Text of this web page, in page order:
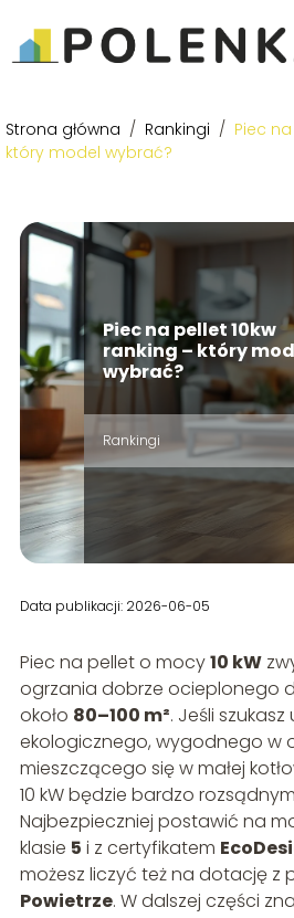
Strona główna / Rankingi / Piec
który model wybrać?
Piec na pellet 10kw
ranking – który
wybrać?
Rankingi
Data publikacji: 2026-06-05
Piec na pellet o mocy10 kW
ogrzania dobrze ocieplonego
około 80–100 m². Jeśli
ekologicznego, wygodnego w
mieszczącego się w małej
10 kW będzie bardzo
Najbezpieczniej postawić na
klasie 5 i z certyfikatem
możesz liczyć też na dotację z
Powietrze. W dalszej części